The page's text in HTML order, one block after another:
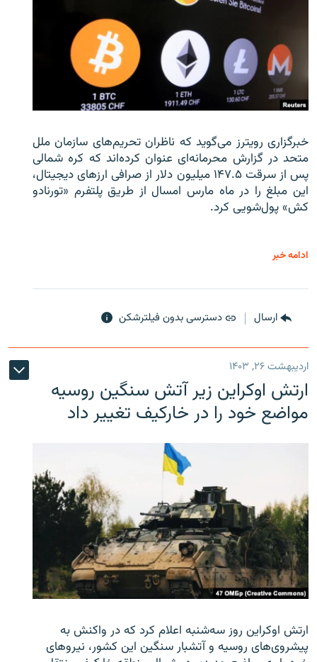
خبرگزاری رویترز می‌گوید که ناظران تحریم‌های سازمان ملل
متحد در گزارش محرمانه‌ای عنوان کرده‌اند که کره شمالی
پس از سرقت ۱۴۷.۵ میلیون دلار از صرافی ارزهای دیجیتال،
این مبلغ را در ماه مارس امسال از طریق پلتفرم «تورنادو
کش» پول‌شویی کرد.
ادامه خبر
ارسال دسترسی بدون فیلترشکن
اردیبهشت ۲۶, ۱۴۰۳
ارتش اوکراین زیر آتش سنگین روسیه
مواضع خود را در خارکیف تغییر داد
ارتش اوکراین روز سه‌شنبه اعلام کرد که در واکنش به
پیشروی‌های روسیه و آتشبار سنگین این کشور، نیروهای